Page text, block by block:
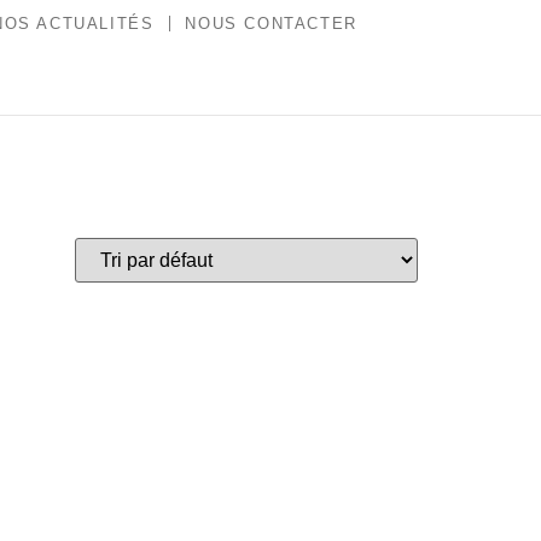
ACTUALITÉS NOUS CONTACTER